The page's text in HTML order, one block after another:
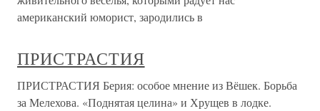
американский юморист, зародились в
ПРИСТРАСТИЯ
ПРИСТРАСТИЯ Берия: особое мнение из Вёшек. Борьба
за Мелехова. «Поднятая целина» и Хрущев в лодке.